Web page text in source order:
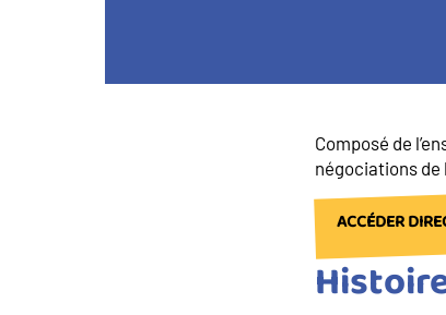
Composé de
négociations de
ACCÉDER